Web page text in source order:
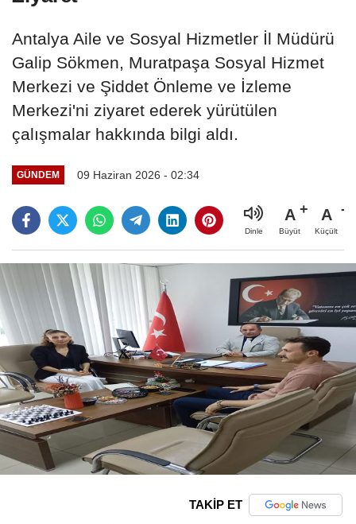
Antalya Aile ve Sosyal Hizmetler İl Müdürü
Galip Sökmen, Muratpaşa Sosyal Hizmet
Merkezi ve Şiddet Önleme ve İzleme
Merkezi'ni ziyaret ederek yürütülen
çalışmalar hakkında bilgi aldı.
GÜNDEM 09 Haziran 2026 - 02:34
Dinle
A
Büyüt
A
Küçült
TAKİP ET